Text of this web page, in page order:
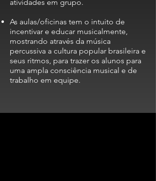
atividades em grupo.
As aulas/oficinas tem o intuito de
incentivar e educar musicalmente,
mostrando através da música
percussiva a cultura popular brasileira e
seus ritmos, para trazer os alunos para
uma ampla consciência musical e de
trabalho em equipe.